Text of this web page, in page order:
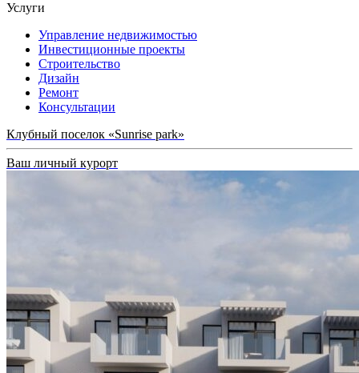
Услуги
Управление недвижимостью
Инвестиционные проекты
Строительство
Дизайн
Ремонт
Консультации
Клубный поселок «Sunrise park»
Ваш личный курорт